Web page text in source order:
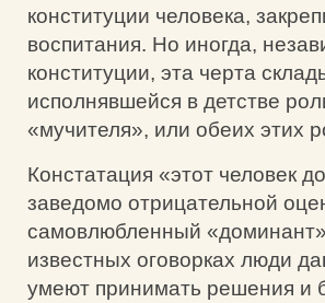
конституции человека,
воспитания. Но иногда,
конституции, эта черта
исполнявшейся в детстве
«мучителя», или обеих этих
Констатация «этот человек
заведомо отрицательной
самовлюбленный
известных оговорках люди
умеют принимать решения и